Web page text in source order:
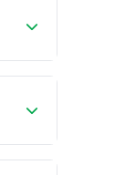
Art.